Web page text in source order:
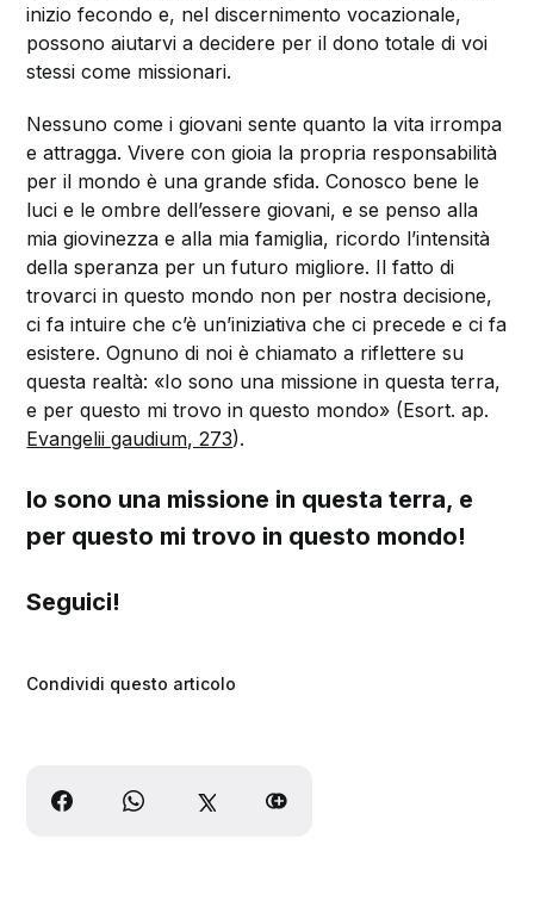
inizio fecondo e, nel discernimento vocazionale,
possono aiutarvi a decidere per il dono totale di voi
stessi come missionari.
Nessuno come i giovani sente quanto la vita irrompa
e attragga. Vivere con gioia la propria responsabilità
per il mondo è una grande sfida. Conosco bene le
luci e le ombre dell’essere giovani, e se penso alla
mia giovinezza e alla mia famiglia, ricordo l’intensità
della speranza per un futuro migliore. Il fatto di
trovarci in questo mondo non per nostra decisione,
ci fa intuire che c’è un’iniziativa che ci precede e ci fa
esistere. Ognuno di noi è chiamato a riflettere su
questa realtà: «Io sono una missione in questa terra,
e per questo mi trovo in questo mondo» (Esort. ap.
Evangelii gaudium, 273).
Io sono una missione in questa terra, e
per questo mi trovo in questo mondo!
Seguici!
Condividi questo articolo